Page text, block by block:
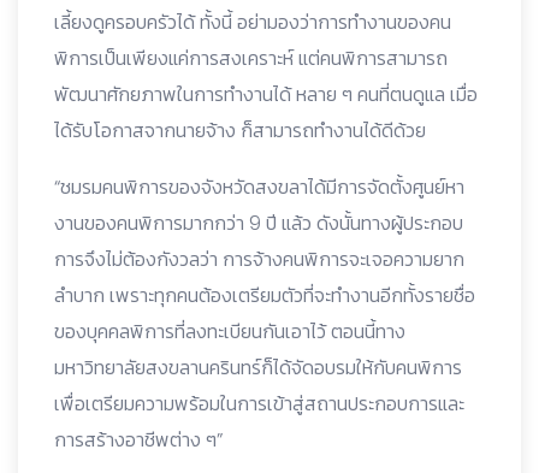
เลี้ยงดูครอบครัวได้ ทั้งนี้ อย่ามองว่าการทำงานของคน
พิการเป็นเพียงแค่การสงเคราะห์ แต่คนพิการสามารถ
พัฒนาศักยภาพในการทำงานได้ หลาย ๆ คนที่ตนดูแล เมื่อ
ได้รับโอกาสจากนายจ้าง ก็สามารถทำงานได้ดีด้วย
“ชมรมคนพิการของจังหวัดสงขลาได้มีการจัดตั้งศูนย์หา
งานของคนพิการมากกว่า 9 ปี แล้ว ดังนั้นทางผู้ประกอบ
การจึงไม่ต้องกังวลว่า การจ้างคนพิการจะเจอความยาก
ลำบาก เพราะทุกคนต้องเตรียมตัวที่จะทำงานอีกทั้งรายชื่อ
ของบุคคลพิการที่ลงทะเบียนกันเอาไว้ ตอนนี้ทาง
มหาวิทยาลัยสงขลานครินทร์ก็ได้จัดอบรมให้กับคนพิการ
เพื่อเตรียมความพร้อมในการเข้าสู่สถานประกอบการและ
การสร้างอาชีพต่าง ๆ”